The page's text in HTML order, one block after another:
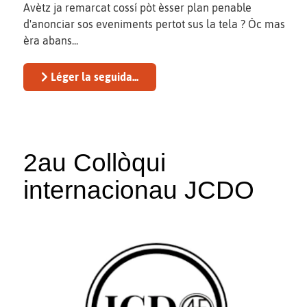
Avètz ja remarcat cossí pòt èsser plan penable
d'anonciar sos eveniments pertot sus la tela ? Òc mas
èra abans...
Léger la seguida...
2au Collòqui
internacionau JCDO